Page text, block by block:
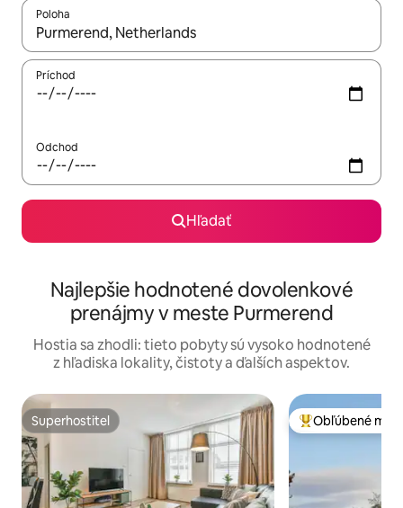
Poloha
Keď budú výsledky k dispozícii, môžete si ich prechádzať
Príchod
Odchod
Hľadať
Najlepšie hodnotené dovolenkové
prenájmy v meste Purmerend
Hostia sa zhodli: tieto pobyty sú vysoko hodnotené
z hľadiska lokality, čistoty a ďalších aspektov.
Superhostiteľ
Superhostiteľ Najobľúbenejšie
Obľúbené